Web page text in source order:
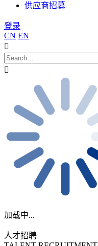
供应商招募
登录
CN EN
加载中...
人才招聘